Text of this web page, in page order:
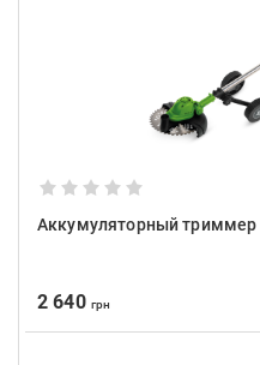
Аккумуляторный триммер
2 640 грн